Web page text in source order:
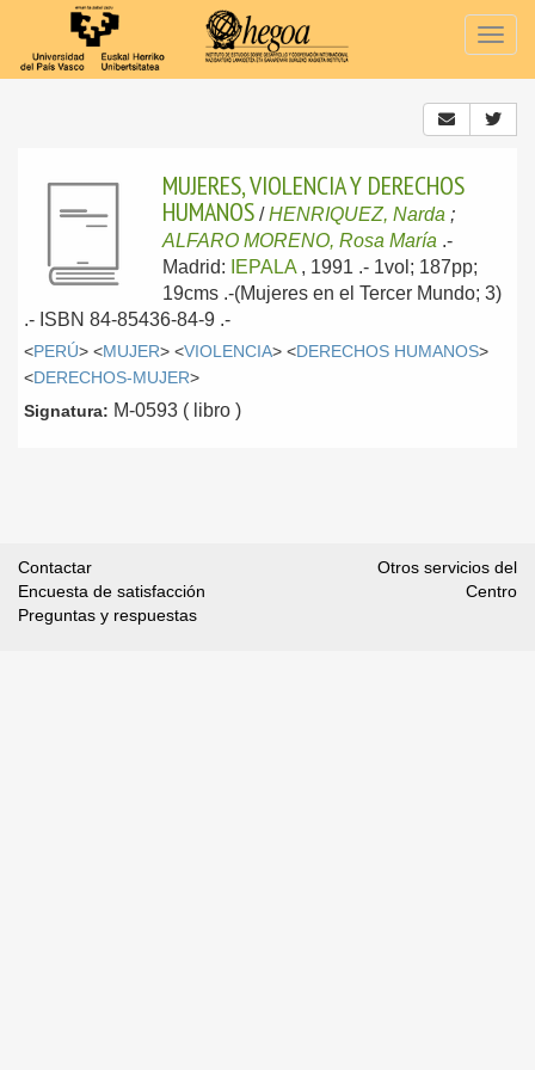
MUJERES, VIOLENCIA Y DERECHOS
HUMANOS /HENRIQUEZ, Narda ;
ALFARO MORENO, Rosa María .-
Madrid:
IEPALA , 1991 .- 1vol; 187pp;
19cms .-(Mujeres en el Tercer Mundo; 3)
.- ISBN 84-85436-84-9 .-
<PERÚ> <MUJER> <VIOLENCIA> <DERECHOS HUMANOS>
<DERECHOS-MUJER>
Signatura: M-0593 ( libro )
Contactar
Encuesta de satisfacción
Preguntas y respuestas
Otros servicios del
Centro